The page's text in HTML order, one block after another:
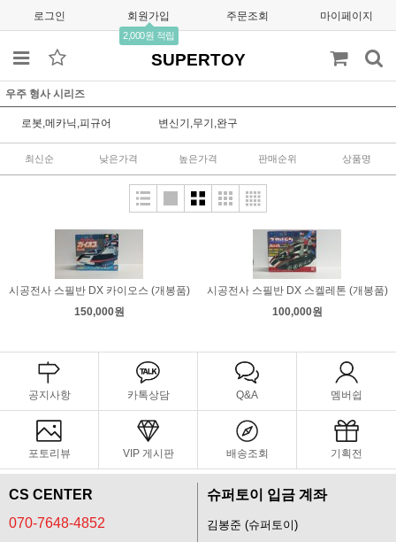
로그인 회원가입
2,000원 적립
주문조회 마이페이지
SUPERTOY
우주 형사 시리즈
로봇,메카닉,피규어 변신기,무기,완구
최신순 낮은가격 높은가격 판매순위 상품명
시공전사 스필반 DX 카이오스 (개봉품)
150,000원
시공전사 스필반 DX 스켈레톤 (개봉품)
100,000원
공지사항 카톡상담 Q&A 멤버쉽
포토리뷰 VIP 게시판 배송조회 기획전
CS CENTER
070-7648-4852
슈퍼토이 입금 계좌
김봉준 (슈퍼토이)